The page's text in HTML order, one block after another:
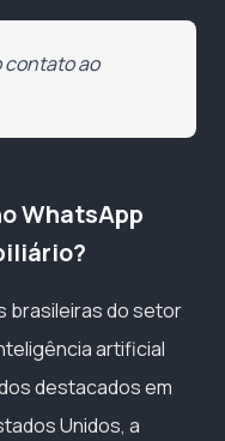
contato ao
WhatsApp
brasileiras do setor
artificial
destacados em
Unidos, a